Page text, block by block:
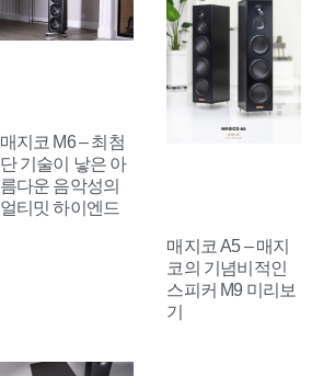
매지코 M6 – 최첨
단 기술이 낳은 아
름다운 음악성의
얼티밋 하이엔드
매지코 A5 – 매지
코의 기념비적인
스피커 M9 미리보
기